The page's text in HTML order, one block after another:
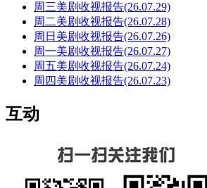
周三美剧收视报告(26.07.29)
周二美剧收视报告(26.07.28)
周日美剧收视报告(26.07.26)
周一美剧收视报告(26.07.27)
周五美剧收视报告(26.07.24)
周四美剧收视报告(26.07.23)
互动